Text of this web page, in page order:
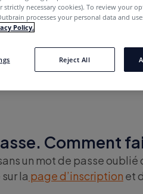
Comment
un mot de passe
la page d’inscription et
necessary cookies). To review your
processes your personal data and
Policy.
Reject All